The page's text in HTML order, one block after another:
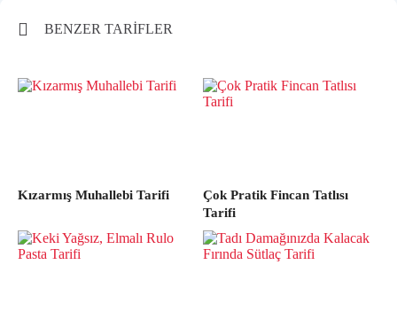
BENZER TARİFLER
Kızarmış Muhallebi Tarifi
Çok Pratik Fincan Tatlısı
Tarifi